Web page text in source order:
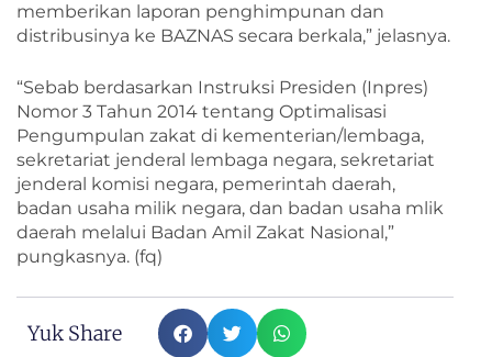
memberikan laporan penghimpunan dan
distribusinya ke BAZNAS secara berkala,” jelasnya.
“Sebab berdasarkan Instruksi Presiden (Inpres)
Nomor 3 Tahun 2014 tentang Optimalisasi
Pengumpulan zakat di kementerian/lembaga,
sekretariat jenderal lembaga negara, sekretariat
jenderal komisi negara, pemerintah daerah,
badan usaha milik negara, dan badan usaha mlik
daerah melalui Badan Amil Zakat Nasional,”
pungkasnya. (fq)
Yuk Share